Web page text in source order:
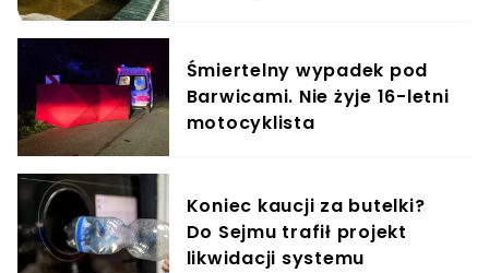
Śmiertelny wypadek pod
Barwicami. Nie żyje 16-letni
motocyklista
Koniec kaucji za butelki?
Do Sejmu trafił projekt
likwidacji systemu